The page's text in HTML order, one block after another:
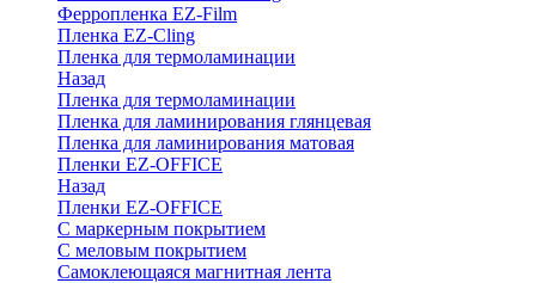
Ферропленка EZ-Film
Пленка EZ-Cling
Пленка для термоламинации
Назад
Пленка для термоламинации
Пленка для ламинирования глянцевая
Пленка для ламинирования матовая
Пленки EZ-OFFICE
Назад
Пленки EZ-OFFICE
С маркерным покрытием
С меловым покрытием
Самоклеющаяся магнитная лента